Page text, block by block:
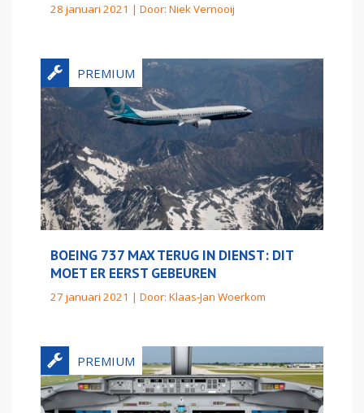
28 januari 2021 | Door: Niek Vernooij
BOEING 737 MAX TERUG IN DIENST: DIT
MOET ER EERST GEBEUREN
27 januari 2021 | Door: Klaas-Jan Woerkom